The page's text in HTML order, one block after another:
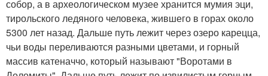
собор, а в археологическом музее хранится мумия эци,
тирольского ледяного человека, жившего в горах около
5300 лет назад. Дальше путь лежит через озеро карецца,
чьи воды переливаются разными цветами, и горный
массив катеначчо, который называют "Воротами в